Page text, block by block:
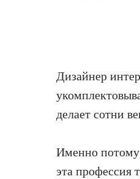
Дизайнер
делает сотни
Именно потому
эта профессия